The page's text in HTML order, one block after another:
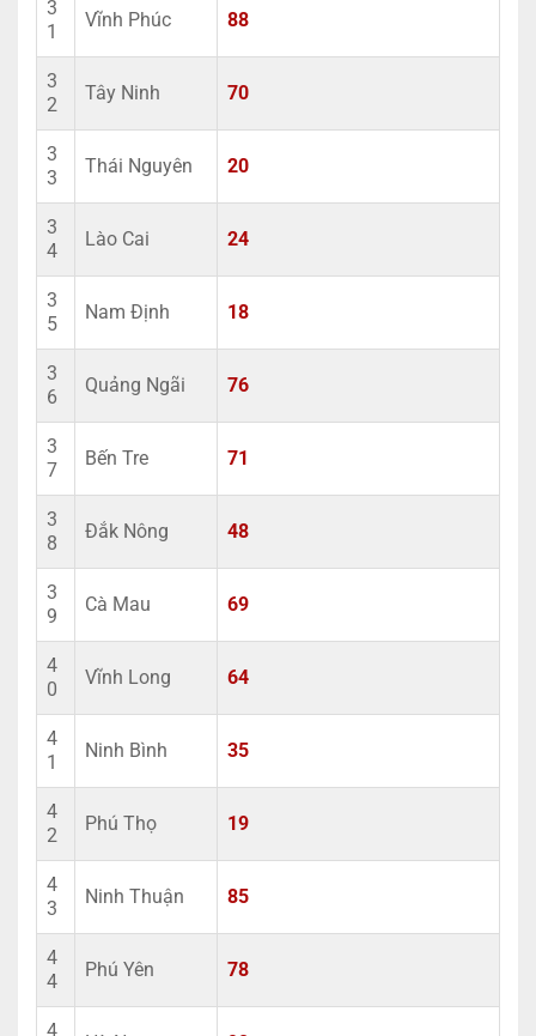
3
1
Vĩnh Phúc 88
3
2
Tây Ninh 70
3
3
Thái Nguyên 20
3
4
Lào Cai 24
3
5
Nam Định 18
3
6
Quảng Ngãi 76
3
7
Bến Tre 71
3
8
Đắk Nông 48
3
9
Cà Mau 69
4
0
Vĩnh Long 64
4
1
Ninh Bình 35
4
2
Phú Thọ 19
4
3
Ninh Thuận 85
4
4
Phú Yên 78
4